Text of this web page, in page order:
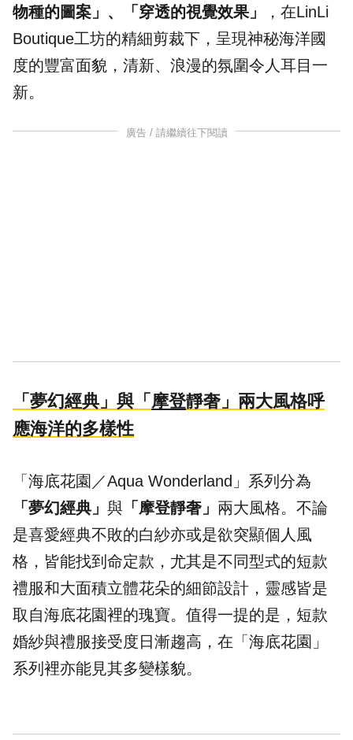
物種的圖案」、「穿透的視覺效果」
，在LinLi
Boutique工坊的精細剪裁下，呈現神秘海洋國
度的豐富面貌，清新、浪漫的氛圍令人耳目一
新。
廣告 / 請繼續往下閱讀
「夢幻經典」與「 摩登靜奢」兩大風格呼
應海洋的多樣性
「海底花園／Aqua Wonderland」系列分為
「夢幻經典」 與 「摩登靜奢」 兩大風格。不論
是喜愛經典不敗的白紗亦或是欲突顯個人風
格，皆能找到命定款，尤其是不同型式的短款
禮服和大面積立體花朵的細節設計，靈感皆是
取自海底花園裡的瑰寶。值得一提的是，短款
婚紗與禮服接受度日漸趨高，在「海底花園」
系列裡亦能見其多變樣貌。